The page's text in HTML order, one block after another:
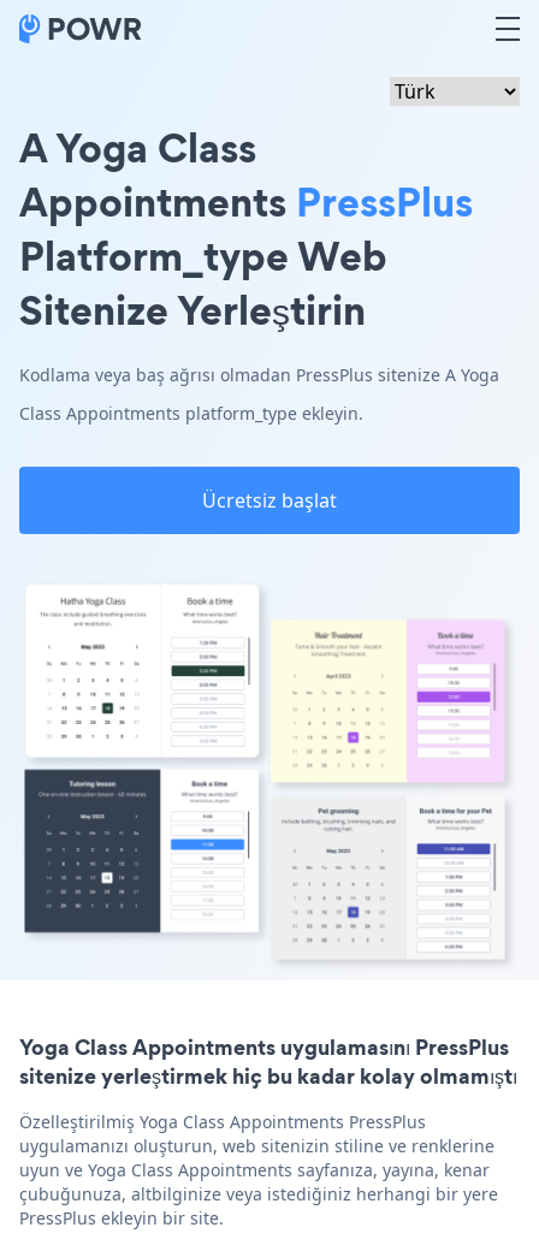
A Yoga Class
Appointments PressPlus
Platform_type Web
Sitenize Yerleştirin
Kodlama veya baş ağrısı olmadan PressPlus sitenize A Yoga
Class Appointments platform_type ekleyin.
Ücretsiz başlat
Yoga Class Appointments uygulamasını PressPlus
sitenize yerleştirmek hiç bu kadar kolay olmamıştı
Özelleştirilmiş Yoga Class Appointments PressPlus
uygulamanızı oluşturun, web sitenizin stiline ve renklerine
uyun ve Yoga Class Appointments sayfanıza, yayına, kenar
çubuğunuza, altbilginize veya istediğiniz herhangi bir yere
PressPlus ekleyin bir site.